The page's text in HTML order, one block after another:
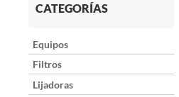
CATEGORÍAS
Equipos
Filtros
Lijadoras